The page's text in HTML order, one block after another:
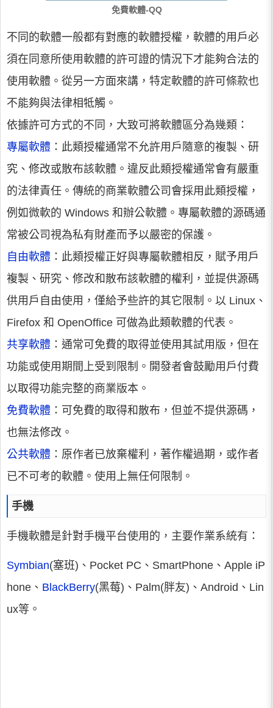
免費軟體-QQ
不同的軟體一般都有對應的軟體授權，軟體的用戶必
須在同意所使用軟體的許可證的情況下才能夠合法的
使用軟體。從另一方面來講，特定軟體的許可條款也
不能夠與法律相牴觸。
依據許可方式的不同，大致可將軟體區分為幾類：
專屬軟體 ：此類授權通常不允許用戶隨意的複製、研
究、修改或散布該軟體。違反此類授權通常會有嚴重
的法律責任。傳統的商業軟體公司會採用此類授權，
例如微軟的 Windows 和辦公軟體。專屬軟體的源碼通
常被公司視為私有財產而予以嚴密的保護。
自由軟體 ：此類授權正好與專屬軟體相反，賦予用戶
複製、研究、修改和散布該軟體的權利，並提供源碼
供用戶自由使用，僅給予些許的其它限制。以 Linux、
Firefox 和 OpenOffice 可做為此類軟體的代表。
共享軟體 ：通常可免費的取得並使用其試用版，但在
功能或使用期間上受到限制。開發者會鼓勵用戶付費
以取得功能完整的商業版本。
免費軟體 ：可免費的取得和散布，但並不提供源碼，
也無法修改。
公共軟體 ：原作者已放棄權利，著作權過期，或作者
已不可考的軟體。使用上無任何限制。
手機
手機軟體是針對手機平台使用的，主要作業系統有：
Symbian(塞班)、Pocket PC、SmartPhone、Apple iP
hone、 BlackBerry(黑莓)、Palm(胖友)、Android、Lin
ux等。